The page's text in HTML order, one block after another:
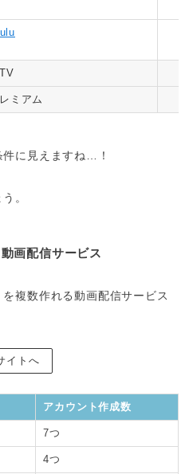
ミアム
に見えますね…！
。
画配信サービス
複数作れる動画配信サービス
イトへ
アカウント作成数
7つ
4つ